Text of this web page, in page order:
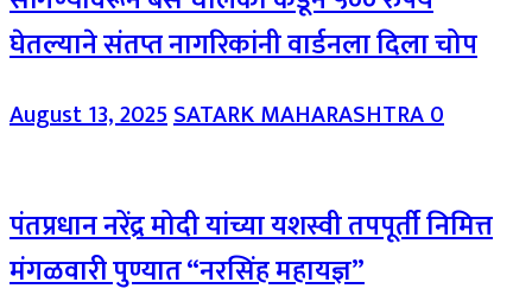
घेतल्याने संतप्त नागरिकांनी वार्डनला दिला चोप
August 13, 2025SATARK MAHARASHTRA0
पंतप्रधान नरेंद्र मोदी यांच्या यशस्वी तपपूर्ती निमित्त
मंगळवारी पुण्यात “नरसिंह महायज्ञ”